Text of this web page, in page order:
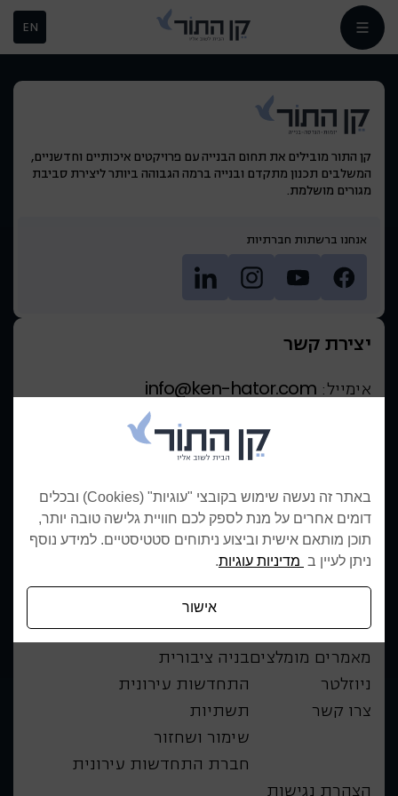
EN
קן התור מובילים את תחום הבנייה עם פרויקטים איכותיים וחדשניים,
המשלבים תכנון מתקדם ובנייה ברמה הגבוהה ביותר ליצירת סביבת
מגורים מושלמת.
אנחנו ברשתות חברתיות
יצירת קשר
אימייל: info@ken-hator.com
פרויקטים בשיווק:*5373
סניף תל אביב:יגאל אלון 94
מפת האתר
מגזין הבית
מאמרים מומלצים
ניוזלטר
צרו קשר
תחומי פעילות
פרויקטים בשיווק
יזמות ומגורים
בניה ציבורית
התחדשות עירונית
תשתיות
שימור ושחזור
חברת התחדשות עירונית
הצהרת נגישות
באתר זה נעשה שימוש בקובצי "עוגיות" (Cookies) ובכלים
דומים אחרים על מנת לספק לכם חוויית גלישה טובה יותר,
תוכן מותאם אישית וביצוע ניתוחים סטטיסטיים. למידע נוסף
ניתן לעיין ב מדיניות עוגיות.
אישור